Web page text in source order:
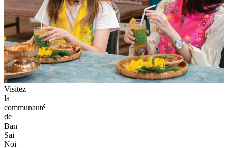
Visitez
la
communauté
de
Ban
Sai
Noi